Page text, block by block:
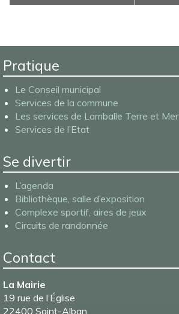
Pratique
Le Conseil municipal
Services de la commune
Les services de Lamballe Terre et Mer
Services de l’Etat
Se divertir
L’agenda
Bibliothèque, salle d’exposition
Complexe sportif, aires de jeux
Circuits de randonnée
Contact
La Mairie
19 rue de l’Église
22400 Saint-Alban